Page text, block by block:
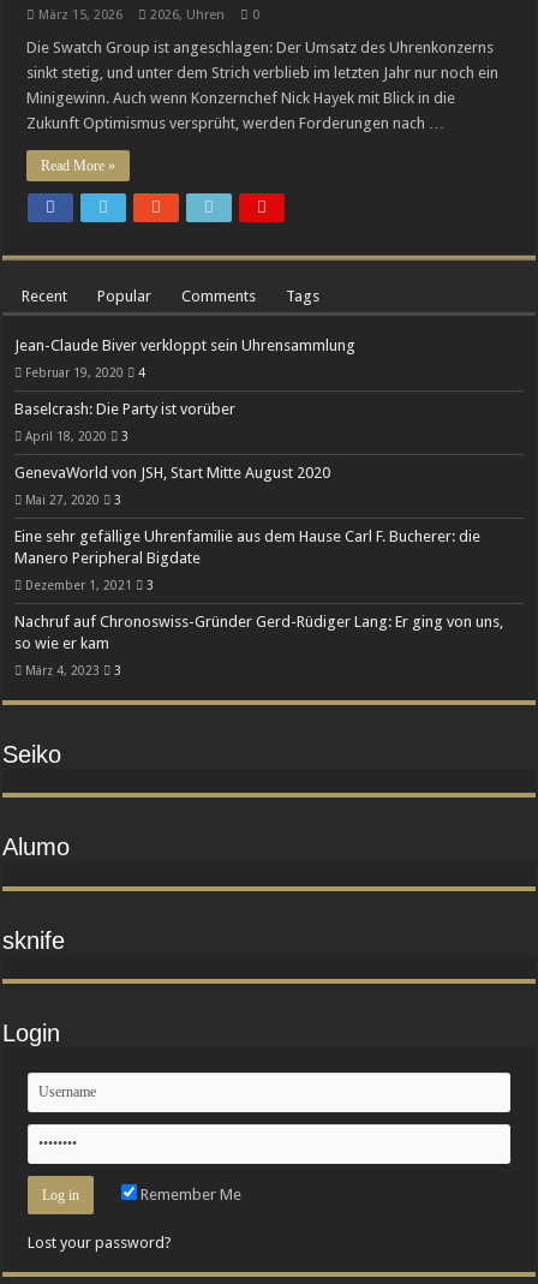
Luxusmarke Maserati in finanziellen Schwierigkeiten
Cystos: Auf dem Weg zur eigenständigen Manufaktur-Marke
März 15, 2026 2026, Uhren 0
Die Swatch Group ist angeschlagen: Der Umsatz des Uhrenkonzerns
sinkt stetig, und unter dem Strich verblieb im letzten Jahr nur noch ein
Minigewinn. Auch wenn Konzernchef Nick Hayek mit Blick in die
Zukunft Optimismus versprüht, werden Forderungen nach …
Read More »
Recent Popular Comments Tags
Jean-Claude Biver verkloppt sein Uhrensammlung
Februar 19, 2020 4
Baselcrash: Die Party ist vorüber
April 18, 2020 3
GenevaWorld von JSH, Start Mitte August 2020
Mai 27, 2020 3
Eine sehr gefällige Uhrenfamilie aus dem Hause Carl F. Bucherer: die
Manero Peripheral Bigdate
Dezember 1, 2021 3
Nachruf auf Chronoswiss-Gründer Gerd-Rüdiger Lang: Er ging von uns,
so wie er kam
März 4, 2023 3
Seiko
Alumo
sknife
Login
Remember Me
Lost your password?